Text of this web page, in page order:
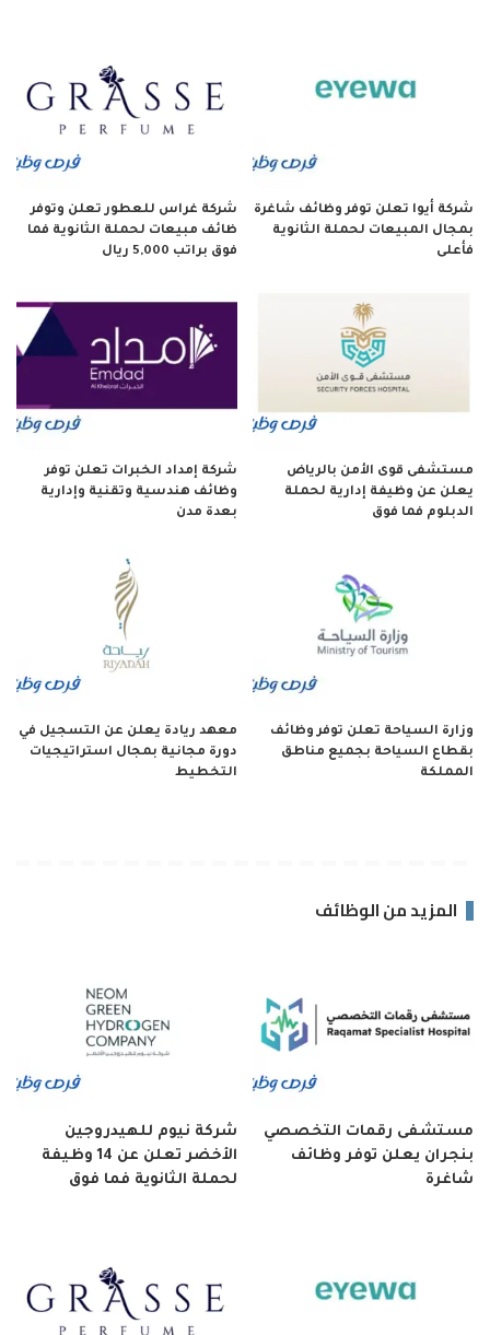
شركة أيوا تعلن توفر وظائف شاغرة
بمجال المبيعات لحملة الثانوية
فأعلى
شركة غراس للعطور تعلن وتوفر
ظائف مبيعات لحملة الثانوية فما
فوق براتب 5,000 ريال
مستشفى قوى الأمن بالرياض
يعلن عن وظيفة إدارية لحملة
الدبلوم فما فوق
شركة إمداد الخبرات تعلن توفر
وظائف هندسية وتقنية وإدارية
بعدة مدن
وزارة السياحة تعلن توفر وظائف
بقطاع السياحة بجميع مناطق
المملكة
معهد ريادة يعلن عن التسجيل في
دورة مجانية بمجال استراتيجيات
التخطيط
المزيد من الوظائف
مستشفى رقمات التخصصي
بنجران يعلن توفر وظائف
شاغرة
شركة نيوم للهيدروجين
الأخضر تعلن عن 14 وظيفة
لحملة الثانوية فما فوق